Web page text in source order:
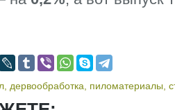
дервообработка пиломатериалы